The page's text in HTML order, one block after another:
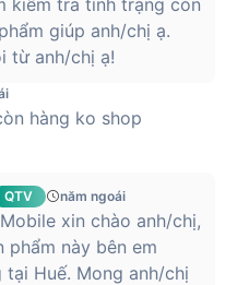
giúp anh/chị ạ.
từ anh/chị ạ!
hàng ko shop
QTV năm ngoái
xin chào anh/chị,
phẩm này bên em
tại Huế. Mong anh/chị